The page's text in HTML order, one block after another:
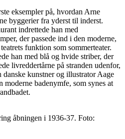
eksempler på, hvordan Arne
byggerier fra yderst til inderst.
indrettede han med
der passede ind i den moderne,
funktion som sommerteater.
han med blå og hvide striber, der
livreddertårne på stranden udenfor,
danske kunstner og illustrator Aage
moderne badenymfe, som synes at
åbningen i 1936-37. Foto: